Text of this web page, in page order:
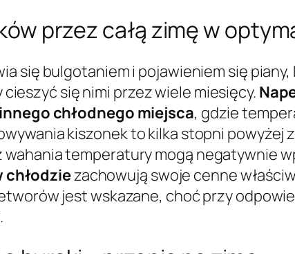
przez całą zimę w
się bulgotaniem i pojawieniem się
cieszyć się nimi przez wiele miesięcy.
chłodnego miejsca, gdzie
kiszonek to kilka stopni powyżej
temperatury mogą negatywnie
chłodziezachowują swoje cenne
jest wskazane, choć przy